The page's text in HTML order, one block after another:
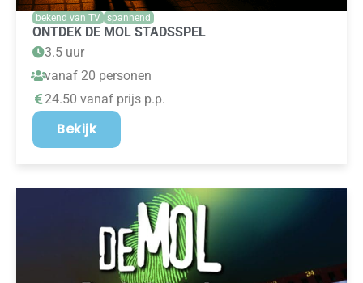
bekend van TV spannend
ONTDEK DE MOL STADSSPEL
3.5 uur
vanaf 20 personen
24.50 vanaf prijs p.p.
Bekijk